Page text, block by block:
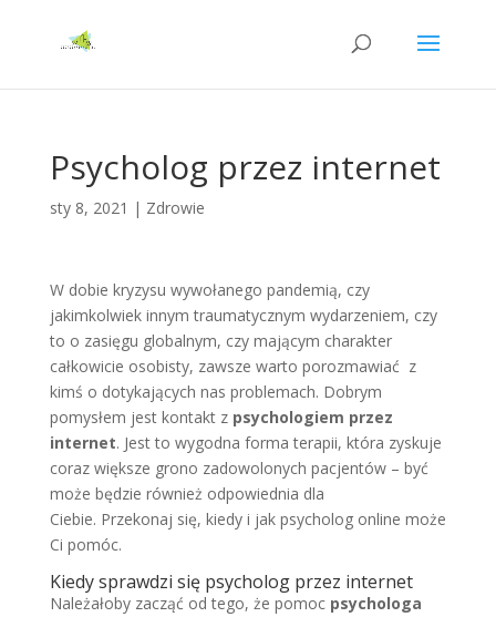
Psycholog przez internet
sty 8, 2021 | Zdrowie
W dobie kryzysu wywołanego pandemią, czy
jakimkolwiek innym traumatycznym wydarzeniem, czy
to o zasięgu globalnym, czy mającym charakter
całkowicie osobisty, zawsze warto porozmawiać z
kimś o dotykających nas problemach. Dobrym
pomysłem jest kontakt z psychologiem przez
internet. Jest to wygodna forma terapii, która zyskuje
coraz większe grono zadowolonych pacjentów – być
może będzie również odpowiednia dla
Ciebie. Przekonaj się, kiedy i jak psycholog online może
Ci pomóc.
Kiedy sprawdzi się psycholog przez internet
Należałoby zacząć od tego, że pomoc psychologa